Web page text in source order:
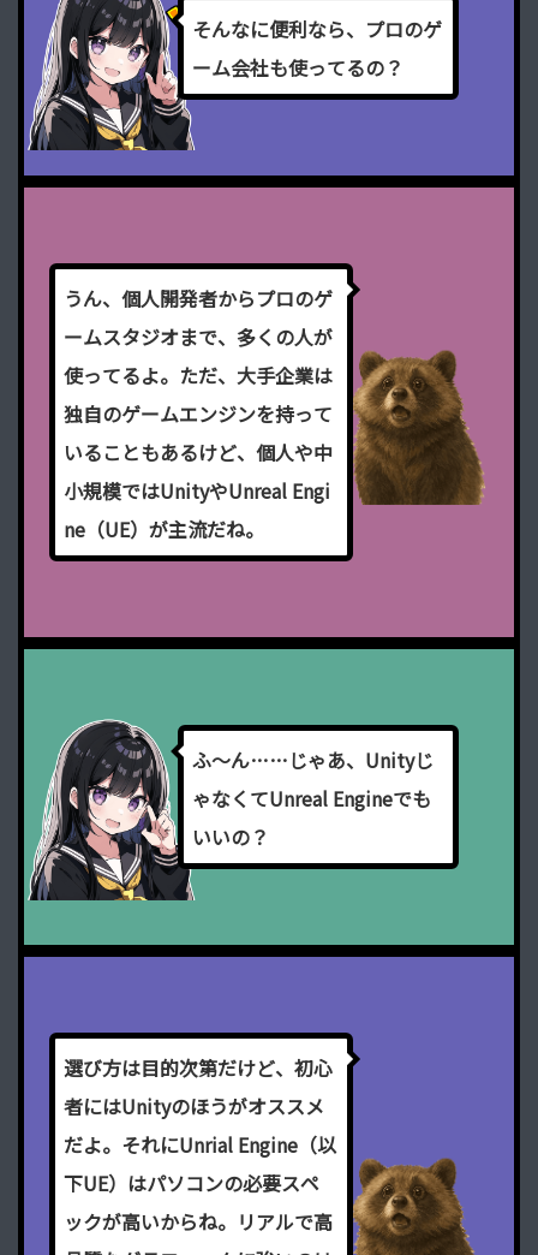
そんなに便利なら、 プロのゲ
ーム会社も使ってるの？
うん、 個人開発者からプロのゲ
ームスタジオまで、 多く の人が
使ってるよ。 ただ、 大手企業は
独自のゲームエンジンを持って
いるこ ともあるけど、 個人や中
小規模ではUnityやUnreal Engi
ne（UE） が主流だね。
ふ～ん……じゃあ、 Unityじ
ゃなく てUnreal Engineでも
いいの？
選び方は目的次第だけど、 初心
者にはUnityのほうがオススメ
だよ。 それにUnrial Engine（以
下UE） はパソコンの必要スペ
ックが高いからね。 リアルで高